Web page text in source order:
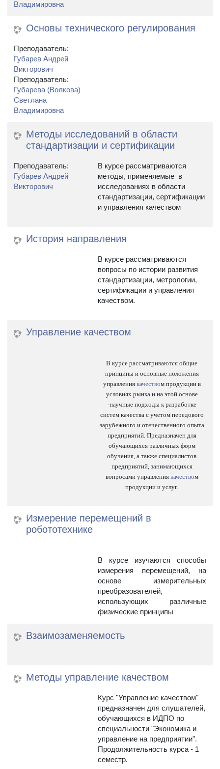
Владимировна
Основы технического регулирования
Преподаватель:
Губарев Андрей
Викторович
Преподаватель:
Губарева (Волкова)
Светлана
Владимировна
Методы исследований в области
стандартизации и сертификации
В курсе рассматриваются
методы, применяемые в
исследованиях в области
стандартизации, сертификации
и управления качеством
Преподаватель:
Губарев Андрей
Викторович
История направления
В курсе рассматриваются
вопросы по истории развития
стандартизации, метрологии,
сертификации и управления
качеством.
Управление качеством
В курсе рассматриваются общие
принципы и основные положения
управления качеством продукции в
условиях рынка и на этой основе
-научные подходы к разработке
систем качества с учетом передового
зарубежного и отечественного опыта
предприятий. Предназначен для
обучающихся различных форм
обучения, а также специалистов
предприятий, занимающихся
вопросами управления качеством
продукции и услуг.
Измерение перемещений в
робототехнике
В курсе изучаются способы
измерения перемещений, на
основе измерительных
преобразователей,
использующих различные
физические принципы
Взаимозаменяемость
Методы управление качеством
Курс "Управление качеством"
предназначен для слушателей,
обучающихся в ИДПО по
специальности "Экономика и
управление на предприятии".
Продолжительность курса - 1
семестр.